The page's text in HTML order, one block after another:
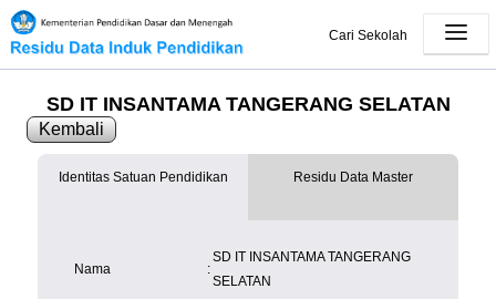
Cari Sekolah
SD IT INSANTAMA TANGERANG SELATAN
Kembali
Identitas Satuan Pendidikan
Nama :
SD IT INSANTAMA TANGERANG
SELATAN
Residu Data Master